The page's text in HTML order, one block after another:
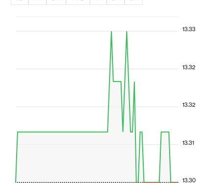
13.30
13.31
13.32
13.32
13.33